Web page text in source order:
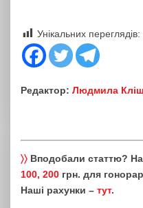
Унікальних переглядів:
Редактор: Людмила
〉〉 Вподобали статтю?
100, 200 грн. для
Наші рахунки – тут.